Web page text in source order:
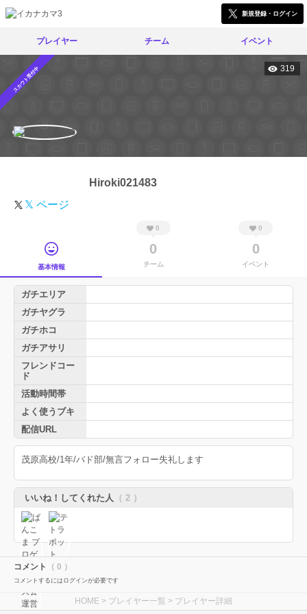
新規登録・ログイン
プレイヤー チーム イベント
スカウト受付中 319
Hiroki021483
𝕏 ページ
基本情報
0
0
チーム
0
0
イベント
ガチエリア
ガチヤグラ
ガチホコ
ガチアサリ
フレンドコー
ド
活動時間帯
よく使うブキ
配信URL
茂原高校/1年/バド部/無言フォロー失礼します
いいね！してくれた人 （ 2 ）
コメント （ 0 ）
コメントするにはログインが必要です
HOME > プレイヤー一覧 > プレイヤー詳細